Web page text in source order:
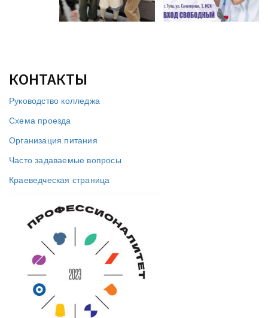
КОНТАКТЫ
Руководство колледжа
Схема проезда
Организация питания
Часто задаваемые вопросы
Краеведческая страница